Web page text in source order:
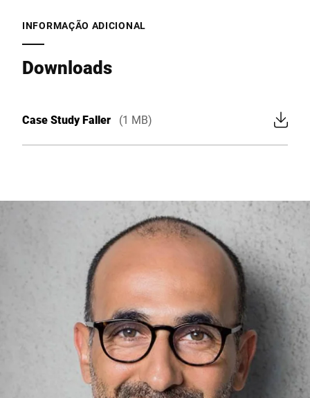
INFORMAÇÃO ADICIONAL
Downloads
Case Study Faller (1 MB)